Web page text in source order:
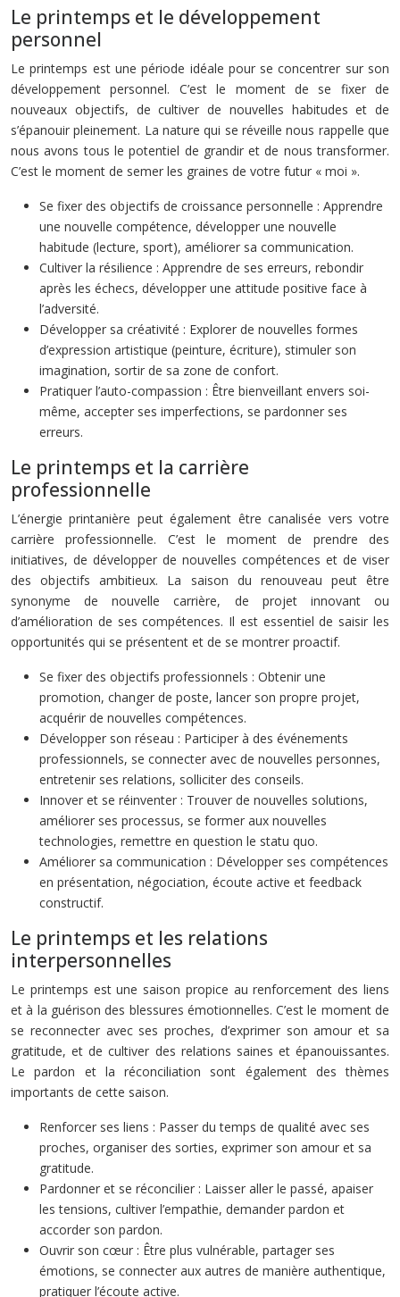
Le printemps et le développement
personnel
Le printemps est une période idéale pour se concentrer sur son
développement personnel. C’est le moment de se fixer de
nouveaux objectifs, de cultiver de nouvelles habitudes et de
s’épanouir pleinement. La nature qui se réveille nous rappelle que
nous avons tous le potentiel de grandir et de nous transformer.
C’est le moment de semer les graines de votre futur « moi ».
Se fixer des objectifs de croissance personnelle : Apprendre
une nouvelle compétence, développer une nouvelle
habitude (lecture, sport), améliorer sa communication.
Cultiver la résilience : Apprendre de ses erreurs, rebondir
après les échecs, développer une attitude positive face à
l’adversité.
Développer sa créativité : Explorer de nouvelles formes
d’expression artistique (peinture, écriture), stimuler son
imagination, sortir de sa zone de confort.
Pratiquer l’auto-compassion : Être bienveillant envers soi-
même, accepter ses imperfections, se pardonner ses
erreurs.
Le printemps et la carrière
professionnelle
L’énergie printanière peut également être canalisée vers votre
carrière professionnelle. C’est le moment de prendre des
initiatives, de développer de nouvelles compétences et de viser
des objectifs ambitieux. La saison du renouveau peut être
synonyme de nouvelle carrière, de projet innovant ou
d’amélioration de ses compétences. Il est essentiel de saisir les
opportunités qui se présentent et de se montrer proactif.
Se fixer des objectifs professionnels : Obtenir une
promotion, changer de poste, lancer son propre projet,
acquérir de nouvelles compétences.
Développer son réseau : Participer à des événements
professionnels, se connecter avec de nouvelles personnes,
entretenir ses relations, solliciter des conseils.
Innover et se réinventer : Trouver de nouvelles solutions,
améliorer ses processus, se former aux nouvelles
technologies, remettre en question le statu quo.
Améliorer sa communication : Développer ses compétences
en présentation, négociation, écoute active et feedback
constructif.
Le printemps et les relations
interpersonnelles
Le printemps est une saison propice au renforcement des liens
et à la guérison des blessures émotionnelles. C’est le moment de
se reconnecter avec ses proches, d’exprimer son amour et sa
gratitude, et de cultiver des relations saines et épanouissantes.
Le pardon et la réconciliation sont également des thèmes
importants de cette saison.
Renforcer ses liens : Passer du temps de qualité avec ses
proches, organiser des sorties, exprimer son amour et sa
gratitude.
Pardonner et se réconcilier : Laisser aller le passé, apaiser
les tensions, cultiver l’empathie, demander pardon et
accorder son pardon.
Ouvrir son cœur : Être plus vulnérable, partager ses
émotions, se connecter aux autres de manière authentique,
pratiquer l’écoute active.